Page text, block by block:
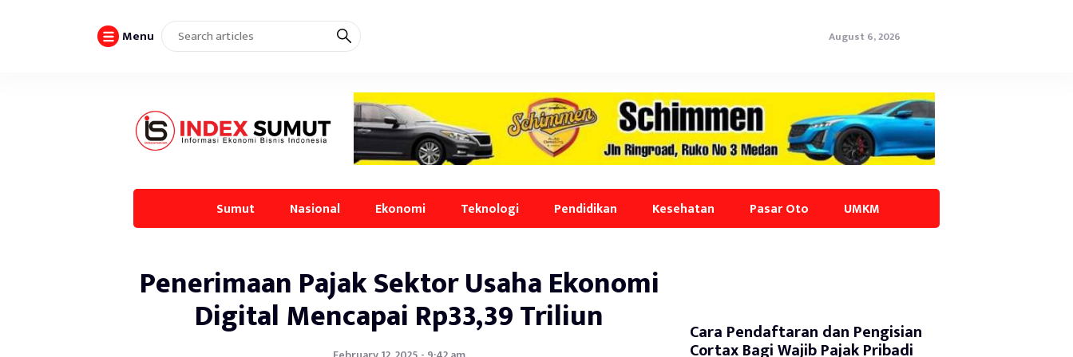
Menu August 6, 2026
Sumut Nasional Ekonomi Teknologi Pendidikan Kesehatan Pasar Oto UMKM
Penerimaan Pajak Sektor Usaha Ekonomi
Digital Mencapai Rp33,39 Triliun Cara Pendaftaran dan Pengisian
Cortax Bagi Wajib Pajak Pribadi